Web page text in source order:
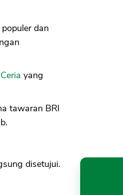
dan
yang
tawaran BRI
disetujui.